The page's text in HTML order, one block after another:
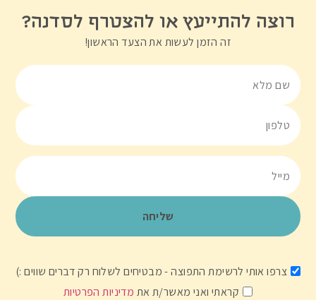
רוצה להתייעץ או להצטרף לסדנה?
זה הזמן לעשות את הצעד הראשון!
צרפו אותי לרשימת התפוצה - מבטיחים לשלוח רק דברים שווים :)
קראתי ואני מאשר/ת את מדיניות הפרטיות